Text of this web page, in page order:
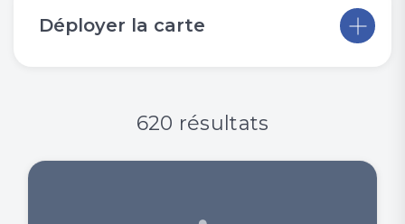
Déployer la carte
620 résultats